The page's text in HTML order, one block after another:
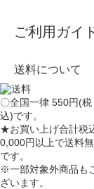
ご利用ガイ
送料について
〇全国一律 550円(税
込)です。
★お買い上げ合計税
0,000円以上で送料
です。
※一部対象外商品も
ざいます。